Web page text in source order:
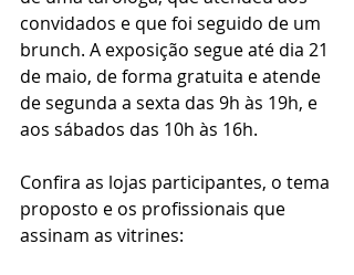
convidados e que foi seguido de um
brunch. A exposição segue até dia 21
de maio, de forma gratuita e atende
de segunda a sexta das 9h às 19h, e
aos sábados das 10h às 16h.
Confira as lojas participantes, o tema
proposto e os profissionais que
assinam as vitrines: